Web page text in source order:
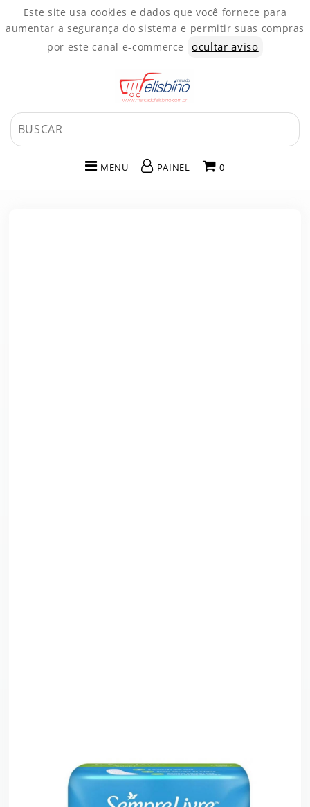
Este site usa cookies e dados que você fornece para
aumentar a segurança do sistema e permitir suas compras
por este canal e-commerce
MENU PAINEL 0